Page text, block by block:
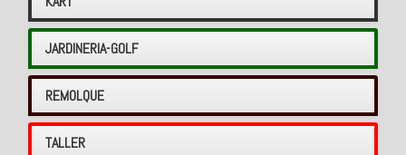
JARDINERIA-GOLF
REMOLQUE
TALLER